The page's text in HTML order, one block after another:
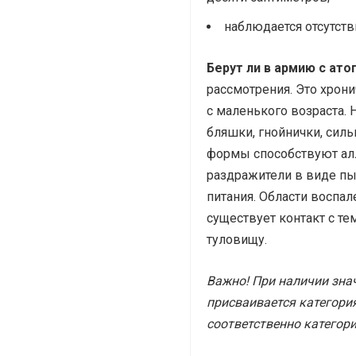
наблюдается
Берут ли в армию с
рассмотрения. Это
с маленького
бляшки, гнойнички,
формы способствуют
раздражители в виде
питания. Области
существует контакт с
туловищу.
Важно! При наличии
присваивается
соответственно